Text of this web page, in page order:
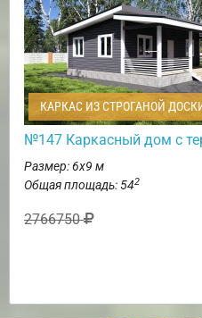
КАРКАС ИЗ СТРОГАНОЙ
№147 Каркасный дом с
Размер: 6х9 м
Общая площадь: 542
2766750